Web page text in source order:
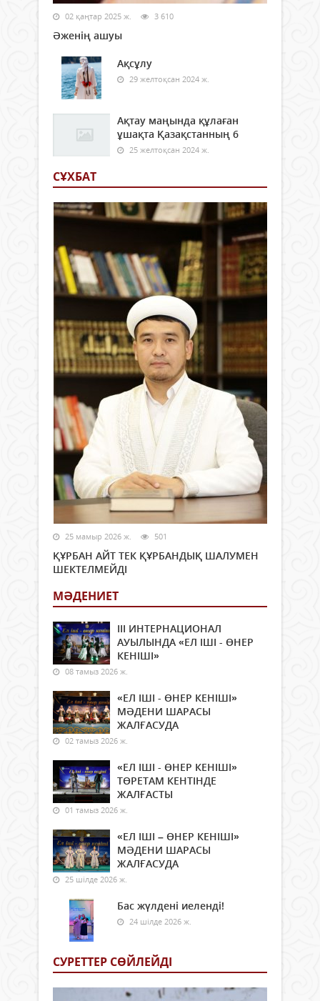
02 қаңтар 2025 ж. 3 610
Әженің ашуы
Ақсұлу
29 желтоқсан 2024 ж.
Ақтау маңында құлаған
ұшақта Қазақстанның 6
25 желтоқсан 2024 ж.
СҰХБАТ
25 мамыр 2026 ж. 501
ҚҰРБАН АЙТ ТЕК ҚҰРБАНДЫҚ ШАЛУМЕН
ШЕКТЕЛМЕЙДІ
МӘДЕНИЕТ
ІІІ ИНТЕРНАЦИОНАЛ
АУЫЛЫНДА «ЕЛ ІШІ - ӨНЕР
КЕНІШІ»
08 тамыз 2026 ж.
«ЕЛ ІШІ - ӨНЕР КЕНІШІ»
МӘДЕНИ ШАРАСЫ
ЖАЛҒАСУДА
02 тамыз 2026 ж.
«ЕЛ ІШІ - ӨНЕР КЕНІШІ»
ТӨРЕТАМ КЕНТІНДЕ
ЖАЛҒАСТЫ
01 тамыз 2026 ж.
«ЕЛ ІШІ – ӨНЕР КЕНІШІ»
МӘДЕНИ ШАРАСЫ
ЖАЛҒАСУДА
25 шілде 2026 ж.
Бас жүлдені иеленді!
24 шілде 2026 ж.
СУРЕТТЕР СӨЙЛЕЙДI